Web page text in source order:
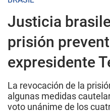
Justicia
prisión
expresidente
La revocación de la
algunas medidas
voto unánime de los